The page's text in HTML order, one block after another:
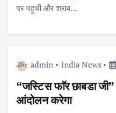
पर पहुची और शराब…
admin India News
“जस्टिस फाॅर छाबडा
आंदोलन करेगा